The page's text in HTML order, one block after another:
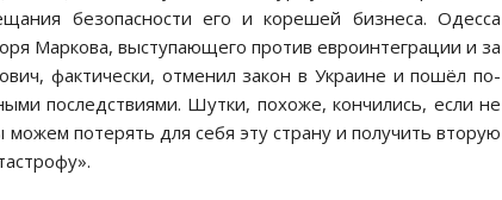
безопасности его и корешей бизнеса. Одесса
Маркова, выступающего против евроинтеграции и за
фактически, отменил закон в Украине и пошёл по-
последствиями. Шутки, похоже, кончились, если не
потерять для себя эту страну и получить вторую